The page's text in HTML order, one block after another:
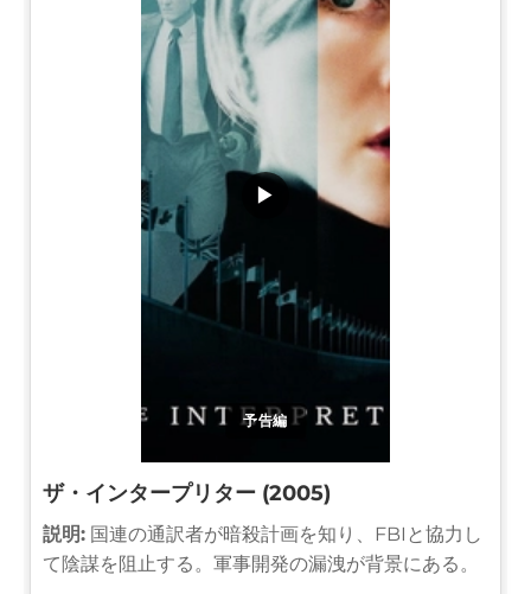
予告編
▶
ザ・インタープリター (2005)
説明: 国連の通訳者が暗殺計画を知り、FBIと協力し
て陰謀を阻止する。軍事開発の漏洩が背景にある。